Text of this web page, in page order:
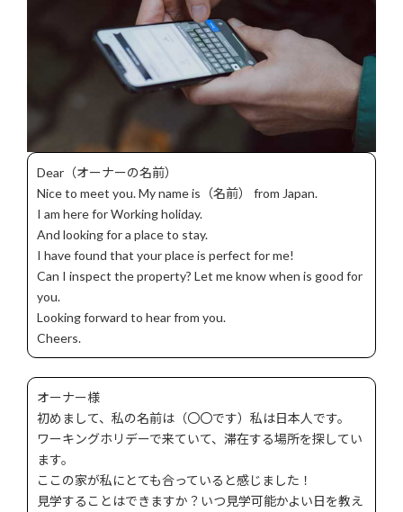
Dear（オーナーの名前）
Nice to meet you. My name is（名前） from Japan.
I am here for Working holiday.
And looking for a place to stay.
I have found that your place is perfect for me!
Can I inspect the property? Let me know when is good for
you.
Looking forward to hear from you.
Cheers.
オーナー様
初めまして、私の名前は（〇〇です）私は日本人です。
ワーキングホリデーで来ていて、滞在する場所を探してい
ます。
ここの家が私にとても合っていると感じました！
見学することはできますか？いつ見学可能かよい日を教え